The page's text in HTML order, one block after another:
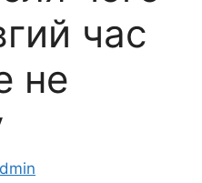
час
не